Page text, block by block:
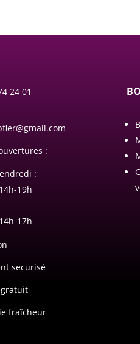
24 01
:
:
19h
17h
securisé
fraîcheur